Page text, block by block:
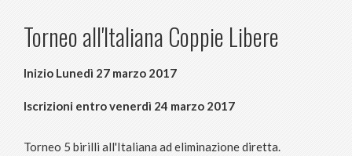
Torneo all'Italiana Coppie Libere
Inizio Lunedì 27 marzo 2017
Iscrizioni entro venerdì 24 marzo 2017
Torneo 5 birilli all'Italiana ad eliminazione diretta.